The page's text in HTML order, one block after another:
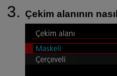
Çekim alanının